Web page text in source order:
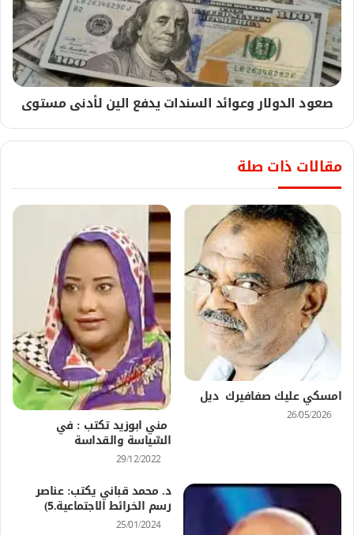
صعود الدولار وعوائد السندات يدفع الين لأدنى مستوى
مقالات ذات صلة
امسكي عليك صفافيرك ديل
26/05/2026 مني ابوزيد تكتب : في
السِّياسة والقداسة
29/12/2022
د. محمد قباني يكتب: عناصر
رسم الخرائط الاجتماعية.5)
25/01/2024